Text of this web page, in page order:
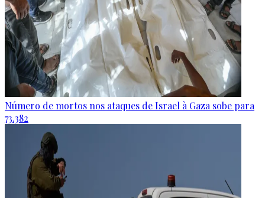
Número de mortos nos ataques de Israel à Gaza sobe para
73.382